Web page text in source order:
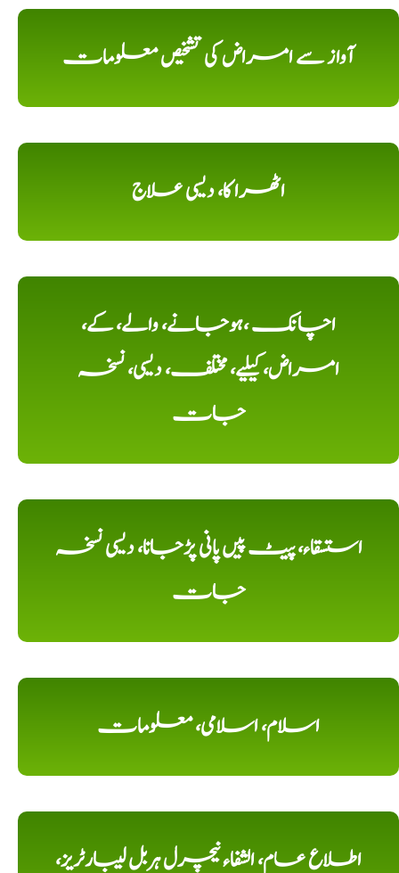
آواز سے امراض کی تشخیص معلومات
اٹھرا کا، دیسی علاج
اچانک ،ہوجانے، والے، کے،
امراض، کیلیے، مختلف، دیسی، نسخہ
جات
استسقاء، پیٹ پیں پانی پڑجانا، دیسی نسخہ
جات
اسلام، اسلامی، معلومات
اطلاع عام، الشفاء نیچرل ہربل لیبارٹریز،